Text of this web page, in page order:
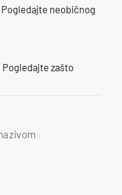
neobičnog
zašto